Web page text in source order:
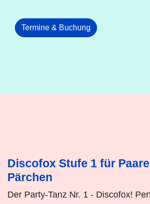
Termine & Buchung
Discofox Stufe 1 für
Pärchen
Der Party-Tanz Nr. 1 - Discofox!